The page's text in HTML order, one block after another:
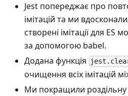
Jest попереджає про
імітацій та ми
створені імітації для ES
за допомогою babel.
Додана функція
очищення всіх імітацій
Ми покращили роздільну